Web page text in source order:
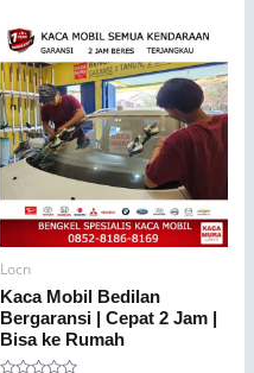
Locn
Kaca Mobil Bedilan
Bergaransi | Cepat 2 Jam |
Bisa ke Rumah